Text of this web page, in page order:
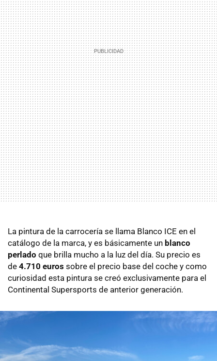
La pintura de la carrocería se llama Blanco ICE en el
catálogo de la marca, y es básicamente un blanco
perlado que brilla mucho a la luz del día. Su precio es
de 4.710 euros sobre el precio base del coche y como
curiosidad esta pintura se creó exclusivamente para el
Continental Supersports de anterior generación.